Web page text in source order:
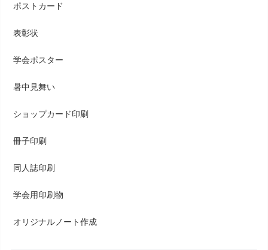
ポストカード
表彰状
学会ポスター
暑中見舞い
ショップカード印刷
冊子印刷
同人誌印刷
学会用印刷物
オリジナルノート作成